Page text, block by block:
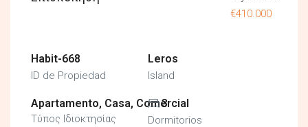
€410.000
Habit-668
ID de Propiedad
Leros
Island
Apartamento, Casa, Comercial
Τύπος Ιδιοκτησίας
3
Dormitorios